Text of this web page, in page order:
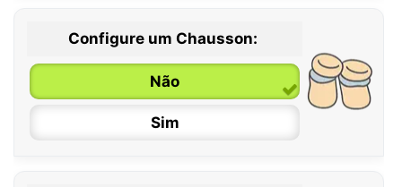
0 / 6 meses
6 / 12 meses
12 / 18 meses
Configure um Chausson:
Não
Sim